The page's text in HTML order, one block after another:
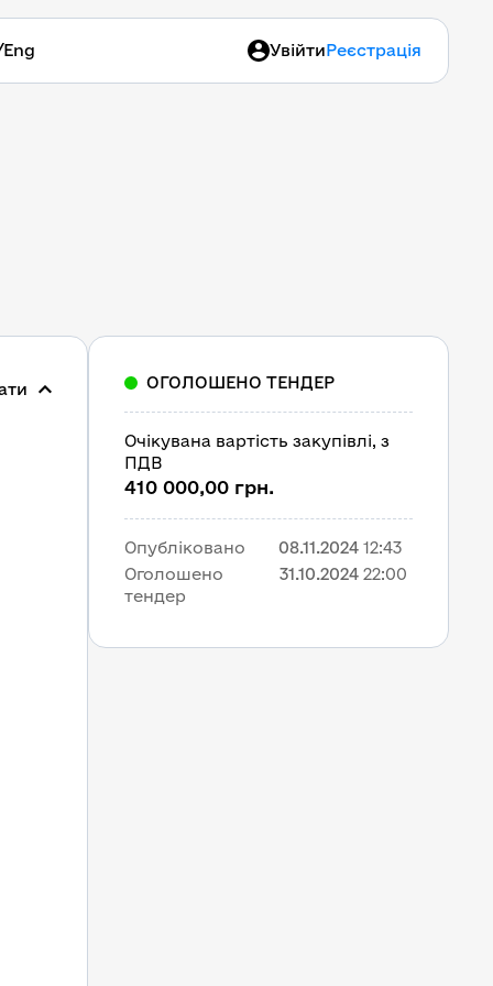
Eng УвійтиРеєстрація
ОГОЛОШЕНО ТЕНДЕР
Очікувана вартість закупівлі, з
ПДВ
410 000,00 грн.
Опубліковано 08.11.2024 12:43
Оголошено
тендер
31.10.2024 22:00